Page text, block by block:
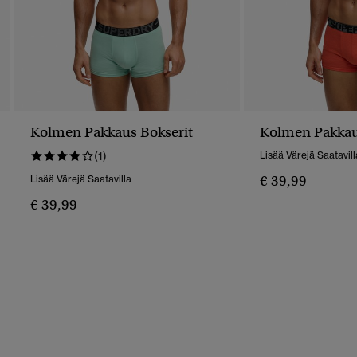
Kolmen Pakkaus Bokserit
(1)
Lisää Värejä Saatavilla
€ 39,99
Kolmen
Lisää Värejä
€ 39,99